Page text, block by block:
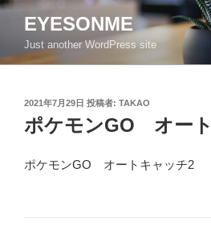
コ
ン
EYESONME
Just another WordPress site
投
日:
2021年7月29日 投稿者: TAKAO
ポケモンGO オー
ポケモンGO オートキャッチ2